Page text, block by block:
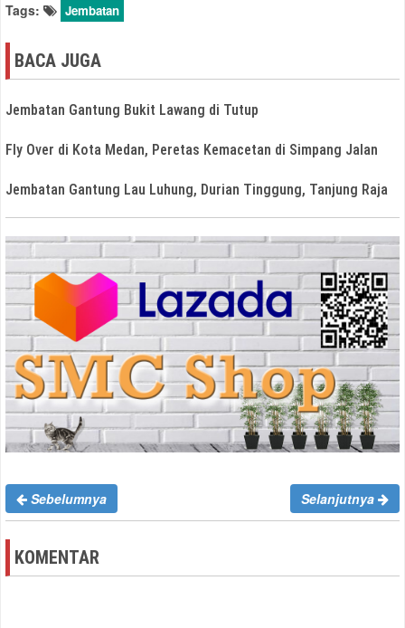
Tags: Jembatan
BACA JUGA
Jembatan Gantung Bukit Lawang di Tutup
Fly Over di Kota Medan, Peretas Kemacetan di Simpang Jalan
Jembatan Gantung Lau Luhung, Durian Tinggung, Tanjung Raja
Sebelumnya Selanjutnya
KOMENTAR